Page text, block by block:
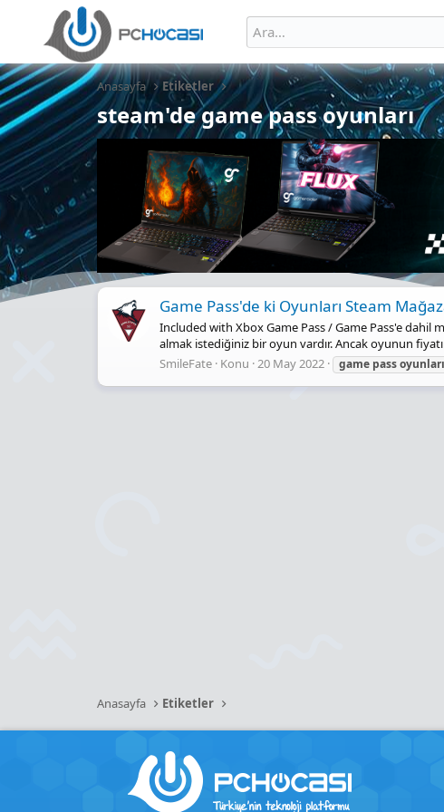
Anasayfa Etiketler
steam'de game pass oyunları
Game Pass'de ki Oyunları Steam
Included with Xbox Game Pass / Game Pass'e dahil
almak istediğiniz bir oyun vardır. Ancak oyunun
SmileFate Konu 20 May 2022 game passoyunları
Anasayfa Etiketler